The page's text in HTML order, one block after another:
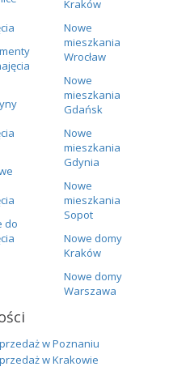
do
Kraków
Nowe
mieszkania
Wrocław
Nowe
mieszkania
Gdańsk
Nowe
mieszkania
Gdynia
Nowe
mieszkania
Sopot
Nowe domy
Kraków
Nowe domy
Warszawa
w Poznaniu
w Krakowie